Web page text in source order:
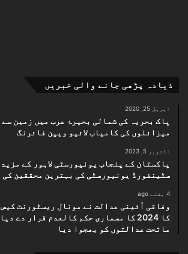
ذیادہ پڑھی جانے والی خبریں
اپریل 25, 2020
پاک بحریہ کی شمالی بحیرۂ عرب میں زمین
میزائلوں کی کامیاب لائیو ویپن فائرنگ
اکتوبر 5, 2023
پاکستان کے پنجاب یونیورسٹی لاہور کے
سٹینفورڈ یونیورسٹی کی بہترین محققین کی
4 ہفتے ago
وفاقی آئینی عدالت نے مونال ریسٹورنٹ
کا 2024 کا مسماری حکم کالعدم قرار دے
ماتحت عدالتوں کو بھجوا دیا